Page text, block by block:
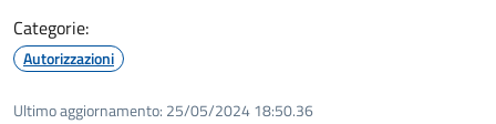
Categorie:
Autorizzazioni
Ultimo aggiornamento: 25/05/2024 18:50.36